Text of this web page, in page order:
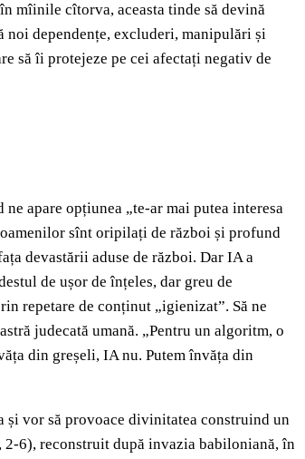
mîinile cîtorva, aceasta tinde să devină
noi dependențe, excluderi, manipulări și
să îi protejeze pe cei afectați negativ de
apare opțiunea „te-ar mai putea interesa
sînt oripilați de război și profund
devastării aduse de război. Dar IA a
de ușor de înțeles, dar greu de
repetare de conținut „igienizat”. Să ne
judecată umană. „Pentru un algoritm, o
din greșeli, IA nu. Putem învăța din
și vor să provoace divinitatea construind un
2-6), reconstruit după invazia babiloniană, în